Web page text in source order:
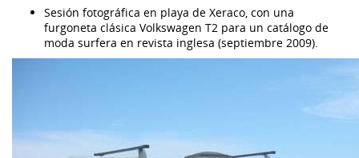
Sesión fotográfica en playa de Xeraco, con una
furgoneta clásica Volkswagen T2 para un catálogo de
moda surfera en revista inglesa (septiembre 2009).